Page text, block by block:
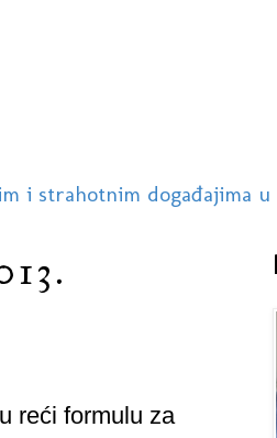
i strahotnim događajima u
reći formulu za